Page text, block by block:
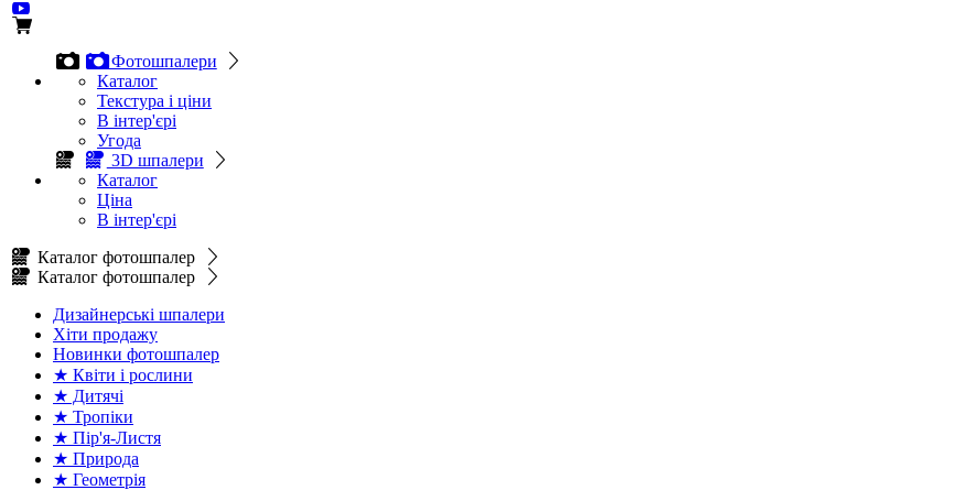
Фотошпалери
Каталог
Текстура і ціни
В інтер'єрі
Угода
3D шпалери
Каталог
Ціна
В інтер'єрі
Каталог фотошпалер
Каталог фотошпалер
Дизайнерські шпалери
Хіти продажу
Новинки фотошпалер
★ Квіти і рослини
★ Дитячі
★ Тропіки
★ Пір'я-Листя
★ Природа
★ Геометрія